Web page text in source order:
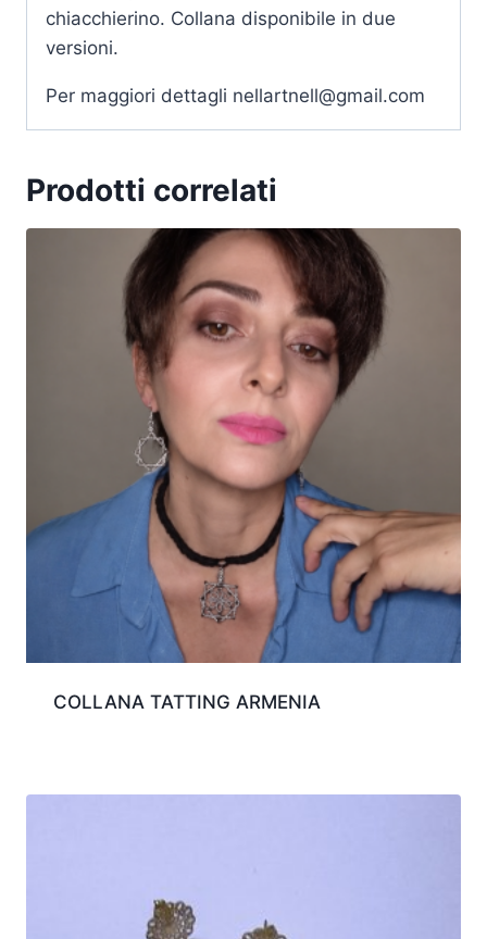
chiacchierino. Collana disponibile in due
versioni.
Per maggiori dettagli nellartnell@gmail.com
Prodotti correlati
COLLANA TATTING ARMENIA